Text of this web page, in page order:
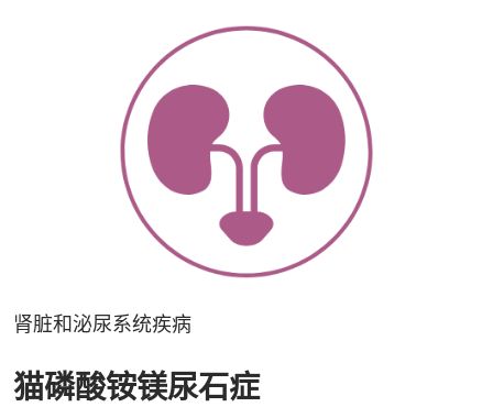
肾脏和泌尿系统疾病
猫磷酸铵镁尿石症